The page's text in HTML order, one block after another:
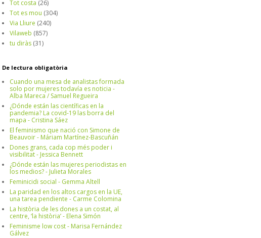
Tot costa (26)
Tot es mou (304)
Via Lliure (240)
Vilaweb (857)
tu diràs (31)
De lectura obligatòria
Cuando una mesa de analistas formada
solo por mujeres todavía es noticia -
Alba Mareca / Samuel Regueira
¿Dónde están las científicas en la
pandemia? La covid-19 las borra del
mapa - Cristina Sáez
El feminismo que nació con Simone de
Beauvoir - Máriam Martínez-Bascuñán
Dones grans, cada cop més poder i
visibilitat - Jessica Bennett
¿Dónde están las mujeres periodistas en
los medios? - Julieta Morales
Feminicidi social - Gemma Altell
La paridad en los altos cargos en la UE,
una tarea pendiente - Carme Colomina
La història de les dones a un costat, al
centre, ‘la història’ - Elena Simón
Feminisme low cost - Marisa Fernández
Gálvez